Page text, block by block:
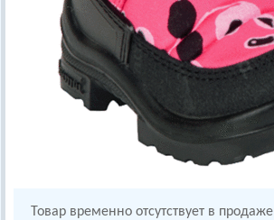
Товар временно отсутствует в продаже